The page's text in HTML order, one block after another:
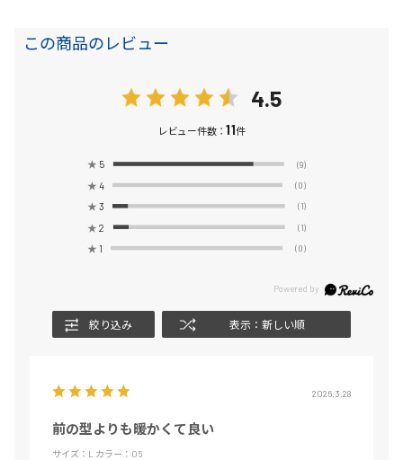
この商品のレビュー
4.5
レビュー件数： 11件
★ 5 (9)
★ 4 (0)
★ 3 (1)
★ 2 (1)
★ 1 (0)
絞り込み 表示：新しい順
2026.3.28
前の型よりも暖かくて良い
サイズ：L カラー：05